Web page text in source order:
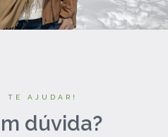
TE AJUDAR!
dúvida?